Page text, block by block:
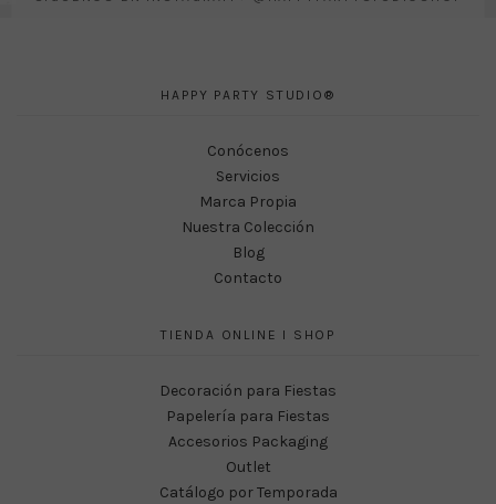
HAPPY PARTY STUDIO®
Conócenos
Servicios
Marca Propia
Nuestra Colección
Blog
Contacto
TIENDA ONLINE I SHOP
Decoración para Fiestas
Papelería para Fiestas
Accesorios Packaging
Outlet
Catálogo por Temporada